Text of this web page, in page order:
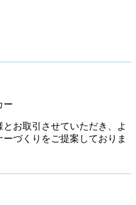
ー
お取引させていただき、よ
づくりをご提案しておりま